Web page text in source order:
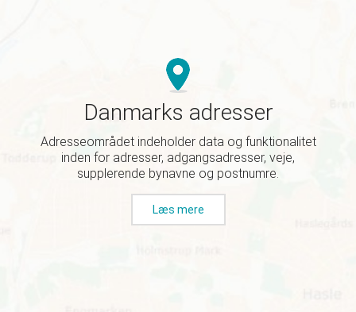
Danmarks adresser
Adresseområdet indeholder data og funktionalitet
inden for adresser, adgangsadresser, veje,
supplerende bynavne og postnumre.
Læs mere